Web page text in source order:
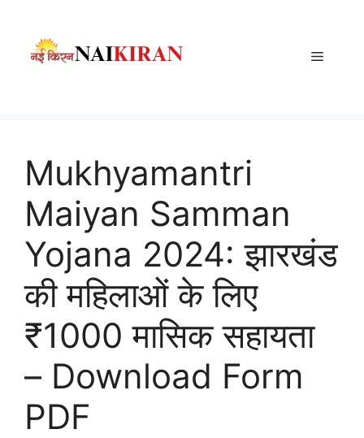
content
Menu
Mukhyamantri
Maiyan Samman
Yojana 2024: झारखंड
की महिलाओं के लिए
₹1000 मासिक सहायता
– Download Form
PDF